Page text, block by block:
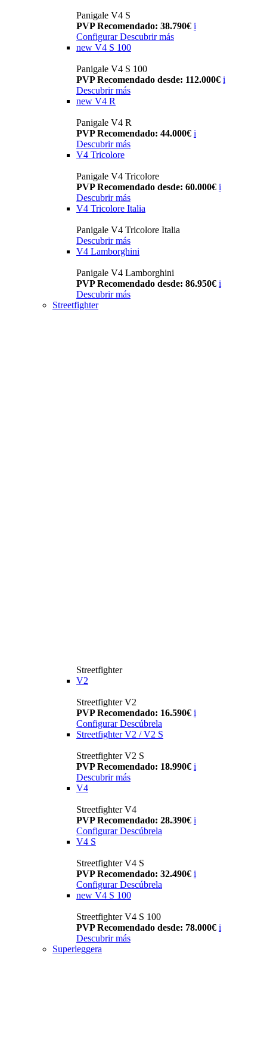
Panigale V4 S
PVP Recomendado: 38.790€ i
Configurar Descubrir más
new V4 S 100
Panigale V4 S 100
PVP Recomendado desde: 112.000€ i
Descubrir más
new V4 R
Panigale V4 R
PVP Recomendado: 44.000€ i
Descubrir más
V4 Tricolore
Panigale V4 Tricolore
PVP Recomendado desde: 60.000€ i
Descubrir más
V4 Tricolore Italia
Panigale V4 Tricolore Italia
Descubrir más
V4 Lamborghini
Panigale V4 Lamborghini
PVP Recomendado desde: 86.950€ i
Descubrir más
Streetfighter
Streetfighter
V2
Streetfighter V2
PVP Recomendado: 16.590€ i
Configurar Descúbrela
Streetfighter V2 / V2 S
Streetfighter V2 S
PVP Recomendado: 18.990€ i
Descubrir más
V4
Streetfighter V4
PVP Recomendado: 28.390€ i
Configurar Descúbrela
V4 S
Streetfighter V4 S
PVP Recomendado: 32.490€ i
Configurar Descúbrela
new V4 S 100
Streetfighter V4 S 100
PVP Recomendado desde: 78.000€ i
Descubrir más
Superleggera